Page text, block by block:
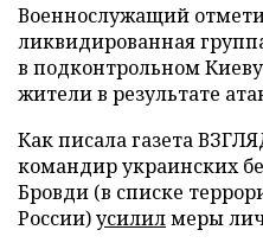
Военнослужащий
ликвидированная
в подконтрольном
жители в результате
Как писала газета
командир украинских
Бровди (в списке
России)усилилмеры